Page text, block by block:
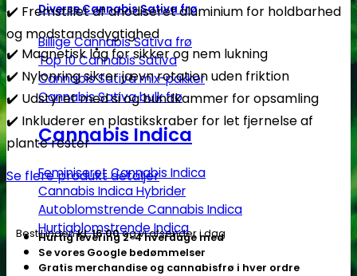
Diverse Cannabis Sativa frø
Billige Cannabis Sativa frø
Top 10 Cannabis Sativa
Cannabis Sativa mix-pakker
Cannabis Sativa bulk frø
Cannabis Indica
Feminiseret Cannabis Indica
Cannabis Indica Hybrider
Autoblomstrende Cannabis Indica
Hurtigblomstrende Indica
part
Rasta
(Lille)
-
Subseed.dk
antal
✔️ Fremstillet af anodiseret aluminium for holdbarhed
og modstandsdygtighed
✔️ Magnetisk låg for sikker og nem lukning
✔️ Nylonring sikrer jævn rotation uden friktion
✔️ Udstyret med si og bundkammer for opsamling
✔️ Inkluderer en plastikskraber for let fjernelse af
plante rester
Se flere produkt detaljer
Bestil indenkl. 16.00og vi afsender i dag
Hurtig levering 2-4 hverdage med
Se vores Google bedømmelser
Gratis merchandise og cannabisfrø i hver ordre